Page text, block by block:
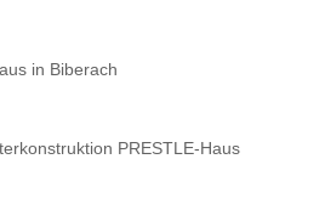
in Biberach
PRESTLE-Haus